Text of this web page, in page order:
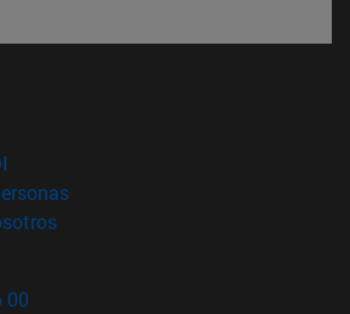
nueva ventana)
(abre en nueva ventana)
(abre en nueva ventana)
00